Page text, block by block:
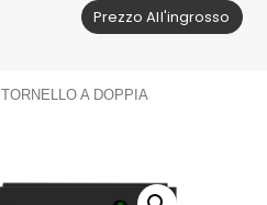
Prezzo All'ingrosso
TORNELLO A DOPPIA